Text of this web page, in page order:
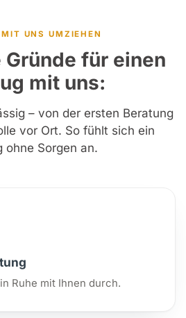
UNS UMZIEHEN
Gründe für einen
mit uns:
– von der ersten Beratung
vor Ort. So fühlt sich ein
ohne Sorgen an.
Ruhe mit Ihnen durch.